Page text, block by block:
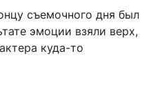
съемочного дня был
эмоции взяли верх,
куда-то